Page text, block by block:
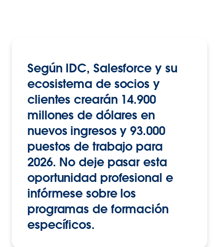
Según IDC, Salesforce y su
ecosistema de socios y
clientes crearán 14.900
millones de dólares en
nuevos ingresos y 93.000
puestos de trabajo para
2026. No deje pasar esta
oportunidad profesional e
infórmese sobre los
programas de formación
específicos.